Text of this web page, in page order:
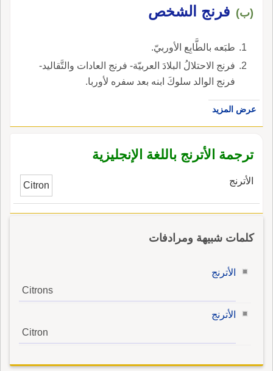
(ب) فرنج الشخص
طبَعه بالطَّابِع الأوربيّ.
فرنج الاحتلالُ البلادَ العربيّة- فرنج العادات والتَّقاليد-
فرنج الوالد سلوكَ ابنه بعد سفره لأوربا.
عرض المزيد
ترجمة الأترنج باللغة الإنجليزية
الأترنج Citron
كلمات شبيهة ومرادفات
الأترنج
Citrons
الأترنج
Citron